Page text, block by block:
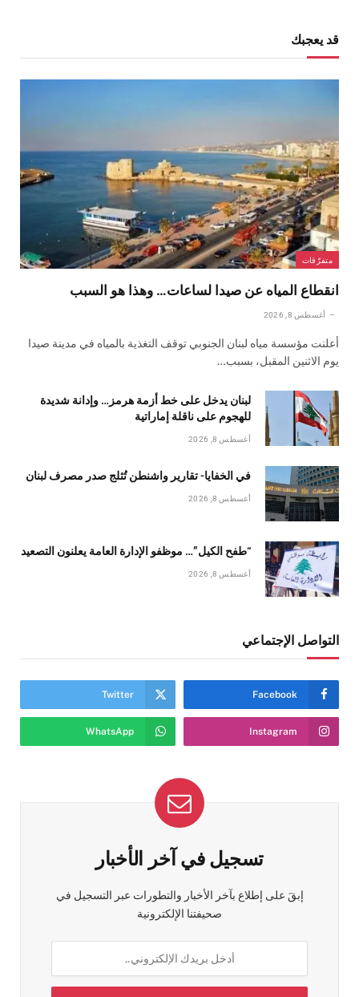
قد يعجبك
متفرّقات
انقطاع المياه عن صيدا لساعات… وهذا هو السبب
أغسطس 8, 2026
أعلنت مؤسسة مياه لبنان الجنوبي توقف التغذية بالمياه في مدينة صيدا
يوم الاثنين المقبل، بسبب…
لبنان يدخل على خط أزمة هرمز… وإدانة شديدة
للهجوم على ناقلة إماراتية
أغسطس 8, 2026
في الخفايا- تقارير واشنطن تُثلج صدر مصرف لبنان
أغسطس 8, 2026
“طفح الكيل”… موظفو الإدارة العامة يعلنون التصعيد
أغسطس 8, 2026
التواصل الإجتماعي
Facebook
Twitter
Instagram
WhatsApp
تسجيل في آخر الأخبار
إبقَ على إطلاع بآخر الأخبار والتطورات عبر التسجيل في
صحيفتنا الإلكترونية